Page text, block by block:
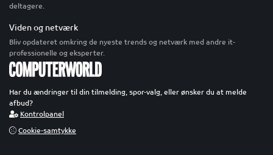
deltagere.
Viden og netværk
Bliv opdateret omkring de nyeste trends og netværk med andre it-
professionelle og eksperter.
Har du ændringer til din tilmelding, spor-valg, eller ønsker du at melde
afbud?
Kontrolpanel
Cookie-samtykke